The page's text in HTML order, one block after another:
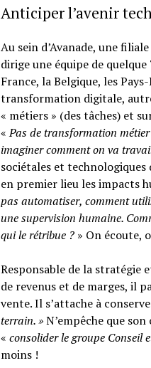
Anticiper l’avenir
Au sein d’Avanade, une
dirige une équipe de
France, la Belgique, les
transformation digitale,
« métiers » (des tâches) et
«Pas de transformation
imaginer comment on va
sociétales et
en premier lieu les impacts
pas automatiser, comment
une supervision humaine.
qui le rétribue ?» On écoute,
Responsable de la stratégie
de revenus et de marges, il
vente. Il s’attache à
terrain. »N’empêche que
« consolider le groupe Conseil
moins !